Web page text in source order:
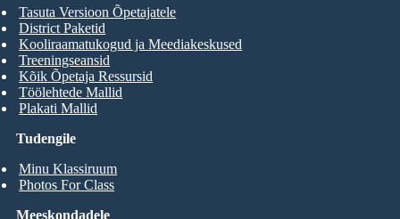
Tudengile
Minu Klassiruum
Photos For Class
Tasuta Versioon Õpetajatele
District Paketid
Kooliraamatukogud ja Meediakeskused
Treeningseansid
Kõik Õpetaja Ressursid
Töölehtede Mallid
Plakati Mallid
Meeskondadele